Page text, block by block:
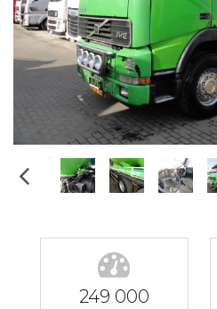
249 000